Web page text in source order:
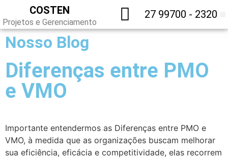
COSTEN
Projetos e Gerenciamento
27 99700 - 2320
Nosso Blog
Diferenças entre PMO
e VMO
Importante entendermos as Diferenças entre PMO e
VMO, à medida que as organizações buscam melhorar
sua eficiência, eficácia e competitividade, elas recorrem